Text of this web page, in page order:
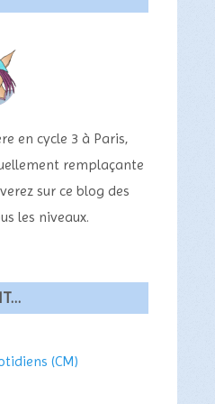
en cycle 3 à Paris,
remplaçante
sur ce blog des
les niveaux.
(CM)